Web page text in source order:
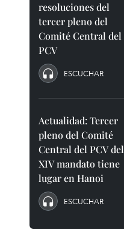
resoluciones del
tercer pleno del
Comité Central del
PCV
ESCUCHAR
Actualidad: Tercer
pleno del Comité
Central del PCV del
XIV mandato tiene
lugar en Hanoi
ESCUCHAR